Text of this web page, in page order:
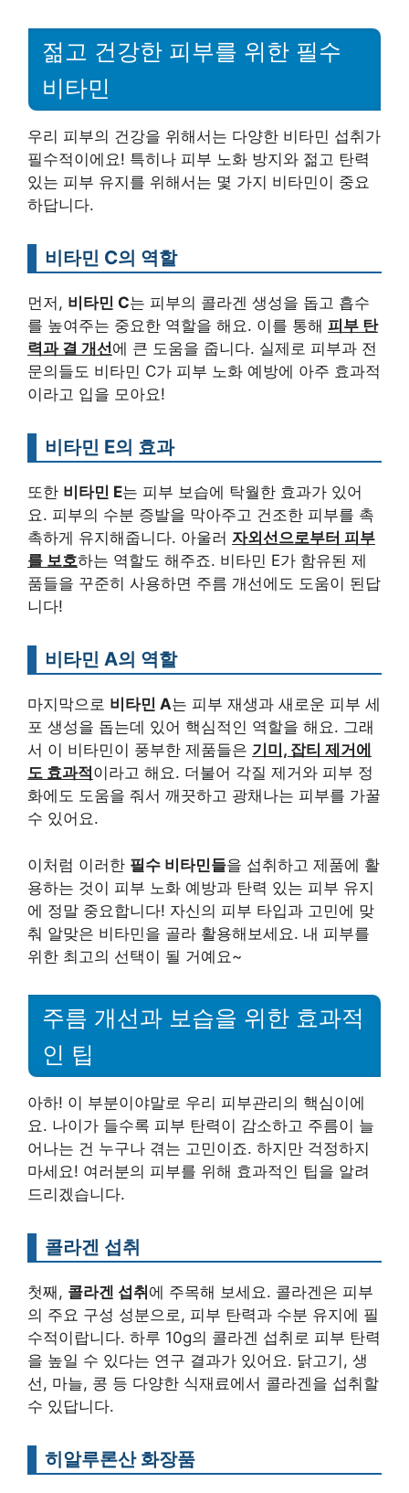
젊고 건강한 피부를 위한 필수
비타민
우리 피부의 건강을 위해서는 다양한 비타민 섭취가
필수적이에요! 특히나 피부 노화 방지와 젊고 탄력
있는 피부 유지를 위해서는 몇 가지 비타민이 중요
하답니다.
비타민 C의 역할
먼저, 비타민 C는 피부의 콜라겐 생성을 돕고 흡수
를 높여주는 중요한 역할을 해요. 이를 통해 피부 탄
력과 결 개선에 큰 도움을 줍니다. 실제로 피부과 전
문의들도 비타민 C가 피부 노화 예방에 아주 효과적
이라고 입을 모아요!
비타민 E의 효과
또한 비타민 E는 피부 보습에 탁월한 효과가 있어
요. 피부의 수분 증발을 막아주고 건조한 피부를 촉
촉하게 유지해줍니다. 아울러 자외선으로부터 피부
를 보호하는 역할도 해주죠. 비타민 E가 함유된 제
품들을 꾸준히 사용하면 주름 개선에도 도움이 된답
니다!
비타민 A의 역할
마지막으로 비타민 A는 피부 재생과 새로운 피부 세
포 생성을 돕는데 있어 핵심적인 역할을 해요. 그래
서 이 비타민이 풍부한 제품들은 기미, 잡티 제거에
도 효과적 이라고 해요. 더불어 각질 제거와 피부 정
화에도 도움을 줘서 깨끗하고 광채나는 피부를 가꿀
수 있어요.
이처럼 이러한 필수 비타민들을 섭취하고 제품에 활
용하는 것이 피부 노화 예방과 탄력 있는 피부 유지
에 정말 중요합니다! 자신의 피부 타입과 고민에 맞
춰 알맞은 비타민을 골라 활용해보세요. 내 피부를
위한 최고의 선택이 될 거예요~
주름 개선과 보습을 위한 효과적
인 팁
아하! 이 부분이야말로 우리 피부관리의 핵심이에
요. 나이가 들수록 피부 탄력이 감소하고 주름이 늘
어나는 건 누구나 겪는 고민이죠. 하지만 걱정하지
마세요! 여러분의 피부를 위해 효과적인 팁을 알려
드리겠습니다.
콜라겐 섭취
첫째, 콜라겐 섭취 에 주목해 보세요. 콜라겐은 피부
의 주요 구성 성분으로, 피부 탄력과 수분 유지에 필
수적이랍니다. 하루 10g의 콜라겐 섭취로 피부 탄력
을 높일 수 있다는 연구 결과가 있어요. 닭고기, 생
선, 마늘, 콩 등 다양한 식재료에서 콜라겐을 섭취할
수 있답니다.
히알루론산 화장품